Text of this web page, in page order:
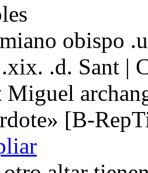
obispo
.d. Sant |
Miguel
[B-